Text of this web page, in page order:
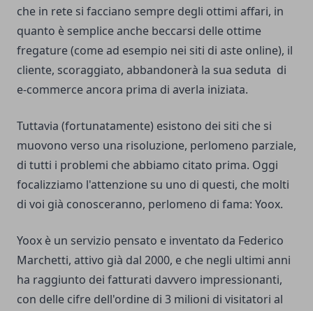
che in rete si facciano sempre degli ottimi affari, in
quanto è semplice anche beccarsi delle ottime
fregature (come ad esempio nei siti di aste online), il
cliente, scoraggiato, abbandonerà la sua seduta di
e-commerce ancora prima di averla iniziata.
Tuttavia (fortunatamente) esistono dei siti che si
muovono verso una risoluzione, perlomeno parziale,
di tutti i problemi che abbiamo citato prima. Oggi
focalizziamo l'attenzione su uno di questi, che molti
di voi già conosceranno, perlomeno di fama: Yoox.
Yoox è un servizio pensato e inventato da Federico
Marchetti, attivo già dal 2000, e che negli ultimi anni
ha raggiunto dei fatturati davvero impressionanti,
con delle cifre dell'ordine di 3 milioni di visitatori al